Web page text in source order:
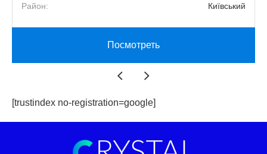
Район:
Київський
Посмотреть
[trustindex no-registration=google]